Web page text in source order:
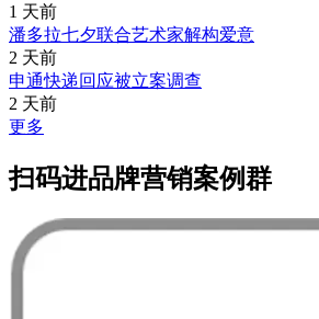
1 天前
潘多拉七夕联合艺术家解构爱意
2 天前
申通快递回应被立案调查
2 天前
更多
扫码进品牌营销案例群